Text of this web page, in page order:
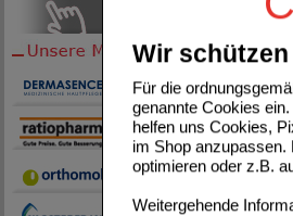
Wir
Für die
genannte Cookies
helfen uns Cookies,
im Shop anzupassen.
optimieren oder z.B.
Weitergehende